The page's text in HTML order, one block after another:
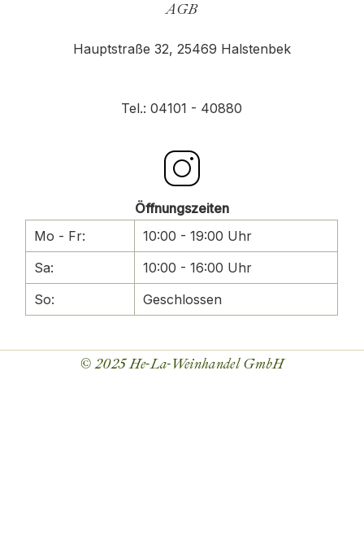
AGB
Hauptstraße 32, 25469 Halstenbek
Tel.: 04101 - 40880
Öffnungszeiten
Mo - Fr:
10:00 - 19:00 Uhr
Sa:
10:00 - 16:00 Uhr
So:
Geschlossen
© 2025He-La-Weinhandel GmbH